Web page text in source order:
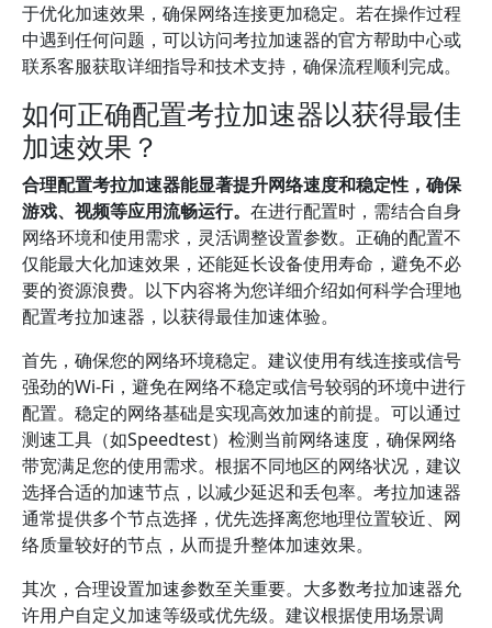
于优化加速效果，确保网络连接更加稳定。若在操作过程
中遇到任何问题，可以访问考拉加速器的官方帮助中心或
联系客服获取详细指导和技术支持，确保流程顺利完成。
如何正确配置考拉加速器以获得最佳
加速效果？
合理配置考拉加速器能显著提升网络速度和稳定性，确保
游戏、视频等应用流畅运行。 在进行配置时，需结合自身
网络环境和使用需求，灵活调整设置参数。正确的配置不
仅能最大化加速效果，还能延长设备使用寿命，避免不必
要的资源浪费。以下内容将为您详细介绍如何科学合理地
配置考拉加速器，以获得最佳加速体验。
首先，确保您的网络环境稳定。建议使用有线连接或信号
强劲的Wi-Fi，避免在网络不稳定或信号较弱的环境中进行
配置。稳定的网络基础是实现高效加速的前提。可以通过
测速工具（如Speedtest）检测当前网络速度，确保网络
带宽满足您的使用需求。根据不同地区的网络状况，建议
选择合适的加速节点，以减少延迟和丢包率。考拉加速器
通常提供多个节点选择，优先选择离您地理位置较近、网
络质量较好的节点，从而提升整体加速效果。
其次，合理设置加速参数至关重要。大多数考拉加速器允
许用户自定义加速等级或优先级。建议根据使用场景调